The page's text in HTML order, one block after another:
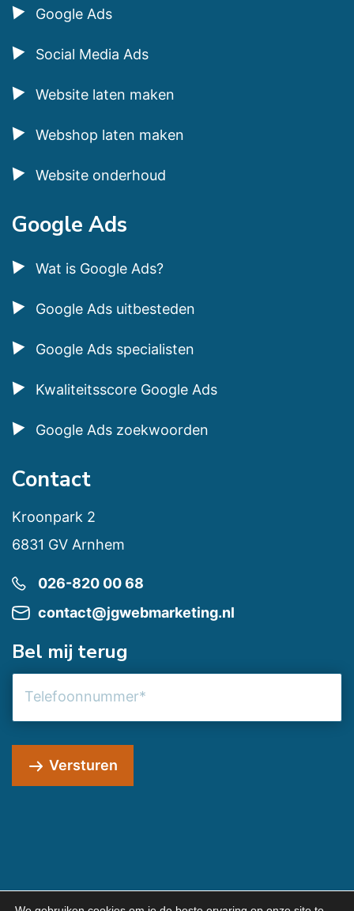
Google Ads
Social Media Ads
Website laten maken
Webshop laten maken
Website onderhoud
Google Ads
Wat is Google Ads?
Google Ads uitbesteden
Google Ads specialisten
Kwaliteitsscore Google Ads
Google Ads zoekwoorden
Contact
Kroonpark 2
6831 GV Arnhem
026-820 00 68
contact@jgwebmarketing.nl
Bel mij terug
Versturen